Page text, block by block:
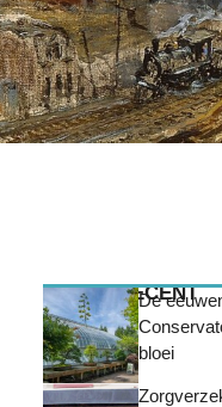
MEEST RECENT
De
bloei